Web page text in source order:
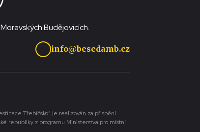
Budějovicích.
info@besedamb.cz
Třebíčsko“ je realizován za přispění
republiky z programu Ministerstva pro místní